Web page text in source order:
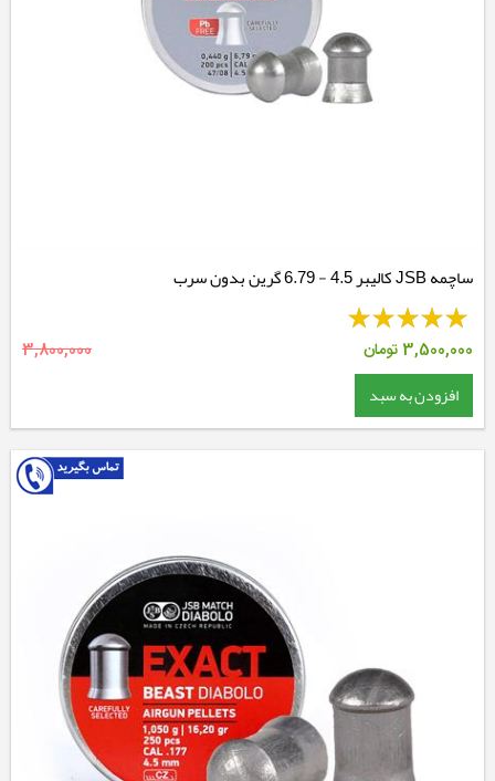
ساچمه JSB کالیبر 4.5 - 6.79 گرین بدون سرب
3,500,000تومان 3,800,000
افزودن به سبد